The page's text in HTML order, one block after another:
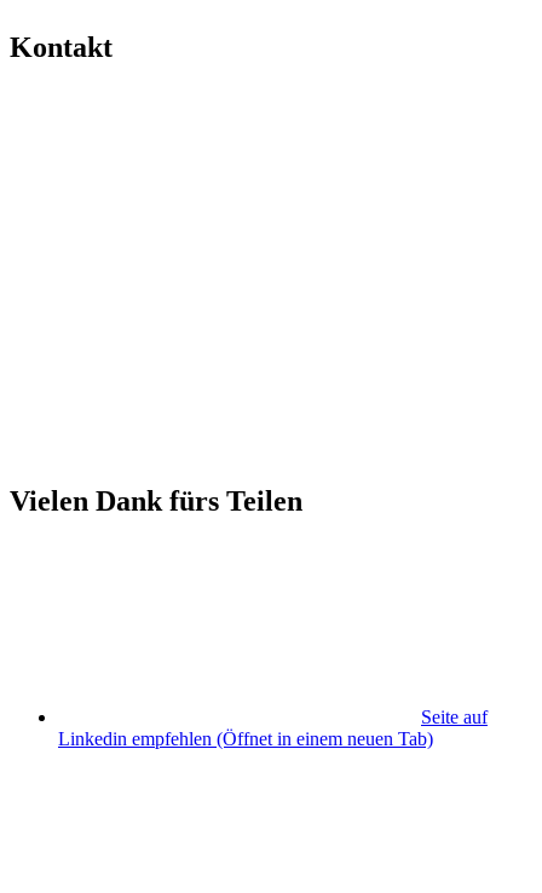
Kontakt
Vielen Dank fürs Teilen
Seite auf
Linkedin empfehlen (Öffnet in einem neuen Tab)